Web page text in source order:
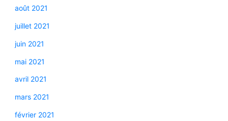
août 2021
juillet 2021
juin 2021
mai 2021
avril 2021
mars 2021
février 2021